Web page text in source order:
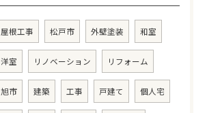
屋根工事 松戸市 外壁塗装 和室
洋室 リノベーション リフォーム
旭市 建築 工事 戸建て 個人宅